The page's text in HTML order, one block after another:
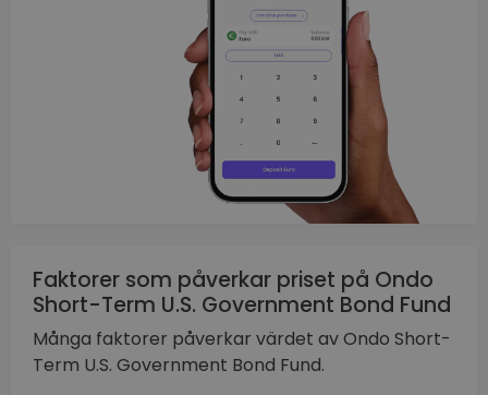
Faktorer som påverkar priset på Ondo
Short-Term U.S. Government Bond Fund
Många faktorer påverkar värdet av Ondo Short-
Term U.S. Government Bond Fund.